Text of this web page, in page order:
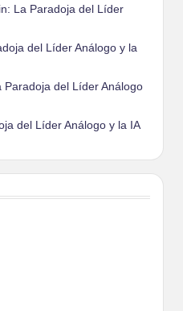
La Paradoja del Líder
del Líder Análogo y la
Paradoja del Líder Análogo
del Líder Análogo y la IA